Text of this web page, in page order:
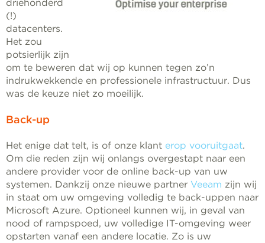
driehonderd
(!)
datacenters.
Het zou
potsierlijk zijn
om te beweren dat wij op kunnen tegen zo’n
indrukwekkende en professionele infrastructuur. Dus
was de keuze niet zo moeilijk.
Back-up
Het enige dat telt, is of onze klant erop vooruitgaat.
Om die reden zijn wij onlangs overgestapt naar een
andere provider voor de online back-up van uw
systemen. Dankzij onze nieuwe partner Veeam zijn wij
in staat om uw omgeving volledig te back-uppen naar
Microsoft Azure. Optioneel kunnen wij, in geval van
nood of rampspoed, uw volledige IT-omgeving weer
opstarten vanaf een andere locatie. Zo is uw